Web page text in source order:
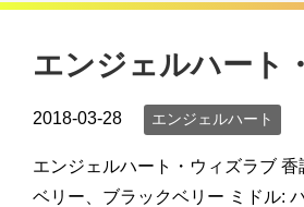
エンジェルハート
2018-03-28 エンジェルハート
エンジェルハート・ウィズラブ
ベリー、ブラックベリー ミドル: